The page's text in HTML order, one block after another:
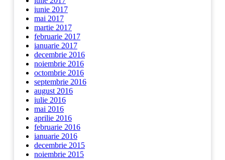
iunie 2017
mai 2017
martie 2017
februarie 2017
ianuarie 2017
decembrie 2016
noiembrie 2016
octombrie 2016
septembrie 2016
august 2016
iulie 2016
mai 2016
aprilie 2016
februarie 2016
ianuarie 2016
decembrie 2015
noiembrie 2015